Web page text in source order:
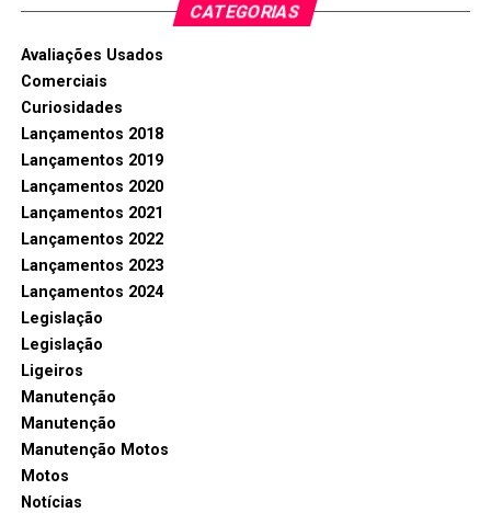
CATEGORIAS
Avaliações Usados
Comerciais
Curiosidades
Lançamentos 2018
Lançamentos 2019
Lançamentos 2020
Lançamentos 2021
Lançamentos 2022
Lançamentos 2023
Lançamentos 2024
Legislação
Legislação
Ligeiros
Manutenção
Manutenção
Manutenção Motos
Motos
Notícias